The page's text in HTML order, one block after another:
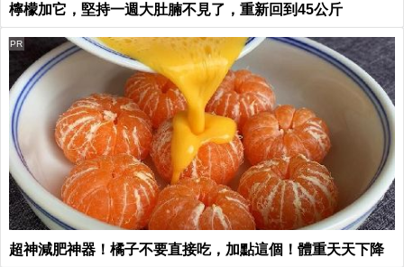
檸檬加它，堅持一週大肚腩不見了，重新回到45公斤
超神減肥神器！橘子不要直接吃，加點這個！體重天天下降
PR